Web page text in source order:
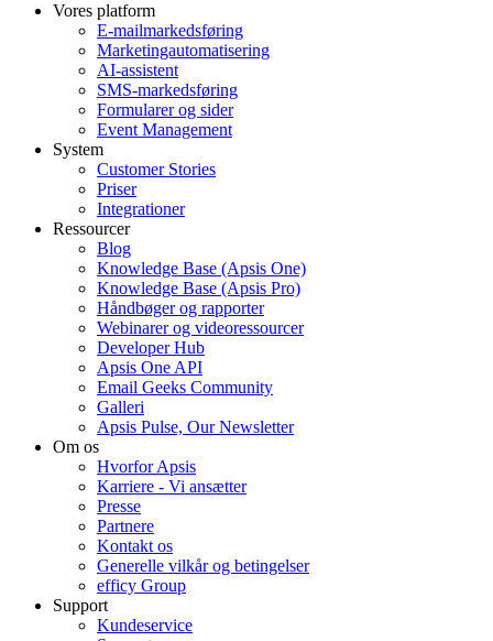
Vores platform
E-mailmarkedsføring
Marketingautomatisering
AI-assistent
SMS-markedsføring
Formularer og sider
Event Management
System
Customer Stories
Priser
Integrationer
Ressourcer
Blog
Knowledge Base (Apsis One)
Knowledge Base (Apsis Pro)
Håndbøger og rapporter
Webinarer og videoressourcer
Developer Hub
Apsis One API
Email Geeks Community
Galleri
Apsis Pulse, Our Newsletter
Om os
Hvorfor Apsis
Karriere - Vi ansætter
Presse
Partnere
Kontakt os
Generelle vilkår og betingelser
efficy Group
Support
Kundeservice